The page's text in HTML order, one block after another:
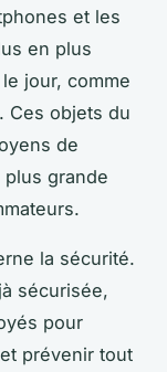
et les
en plus
jour, comme
Ces objets du
de
grande
la sécurité.
sécurisée,
pour
prévenir tout